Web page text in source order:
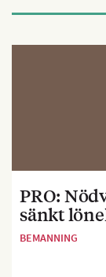
PRO:
sänkt
BEMANNING